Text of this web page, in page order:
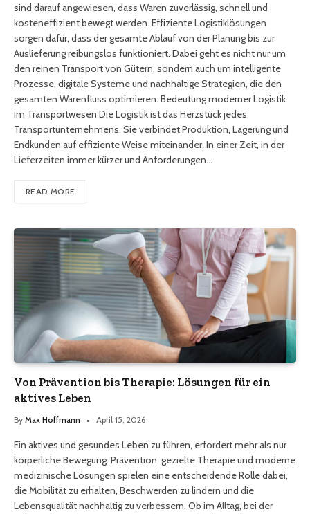
sind darauf angewiesen, dass Waren zuverlässig, schnell und
kosteneffizient bewegt werden. Effiziente Logistiklösungen
sorgen dafür, dass der gesamte Ablauf von der Planung bis zur
Auslieferung reibungslos funktioniert. Dabei geht es nicht nur um
den reinen Transport von Gütern, sondern auch um intelligente
Prozesse, digitale Systeme und nachhaltige Strategien, die den
gesamten Warenfluss optimieren. Bedeutung moderner Logistik
im Transportwesen Die Logistik ist das Herzstück jedes
Transportunternehmens. Sie verbindet Produktion, Lagerung und
Endkunden auf effiziente Weise miteinander. In einer Zeit, in der
Lieferzeiten immer kürzer und Anforderungen…
READ MORE
Von Prävention bis Therapie: Lösungen für ein
aktives Leben
By Max Hoffmann April 15, 2026
Ein aktives und gesundes Leben zu führen, erfordert mehr als nur
körperliche Bewegung. Prävention, gezielte Therapie und moderne
medizinische Lösungen spielen eine entscheidende Rolle dabei,
die Mobilität zu erhalten, Beschwerden zu lindern und die
Lebensqualität nachhaltig zu verbessern. Ob im Alltag, bei der